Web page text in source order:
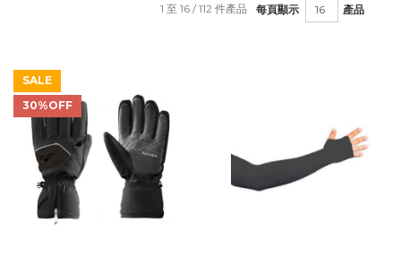
每頁顯示 產品
1 至 16 / 112 件產品
SALE
30%OFF